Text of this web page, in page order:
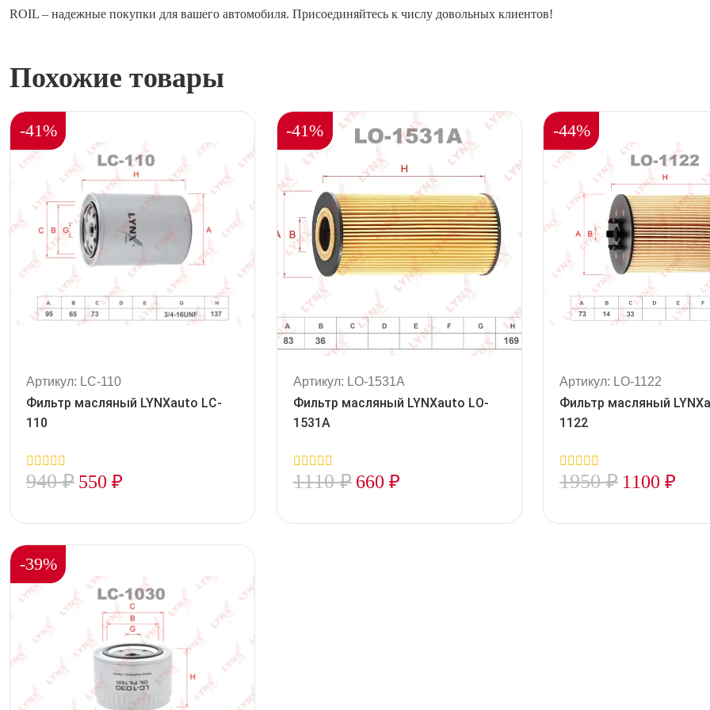
ROIL – надежные покупки для вашего автомобиля. Присоединяйтесь к числу довольных клиентов!
Похожие товары
-41%
Артикул: LC-110
Фильтр масляный LYNXauto LC-
110
0
out
940₽ 550 ₽
-41%
Артикул: LO-1531A
Фильтр масляный LYNXauto LO-
1531A
0
out
1110₽ 660 ₽
-44%
Артикул: LO-1122
Фильтр масляный
1122
0
out
1950₽ 1100₽
-39%